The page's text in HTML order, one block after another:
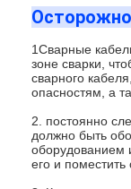
Наша
контроль
контактные
Новости
1Сварные
зоне сварки,
сварного
опасностям, а
2. постоянно
должно быть
оборудованием
его и поместить